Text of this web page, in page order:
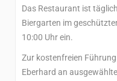
Das Restaurant ist
Biergarten im
10:00 Uhr ein.
Zur kostenfreien
Eberhard an